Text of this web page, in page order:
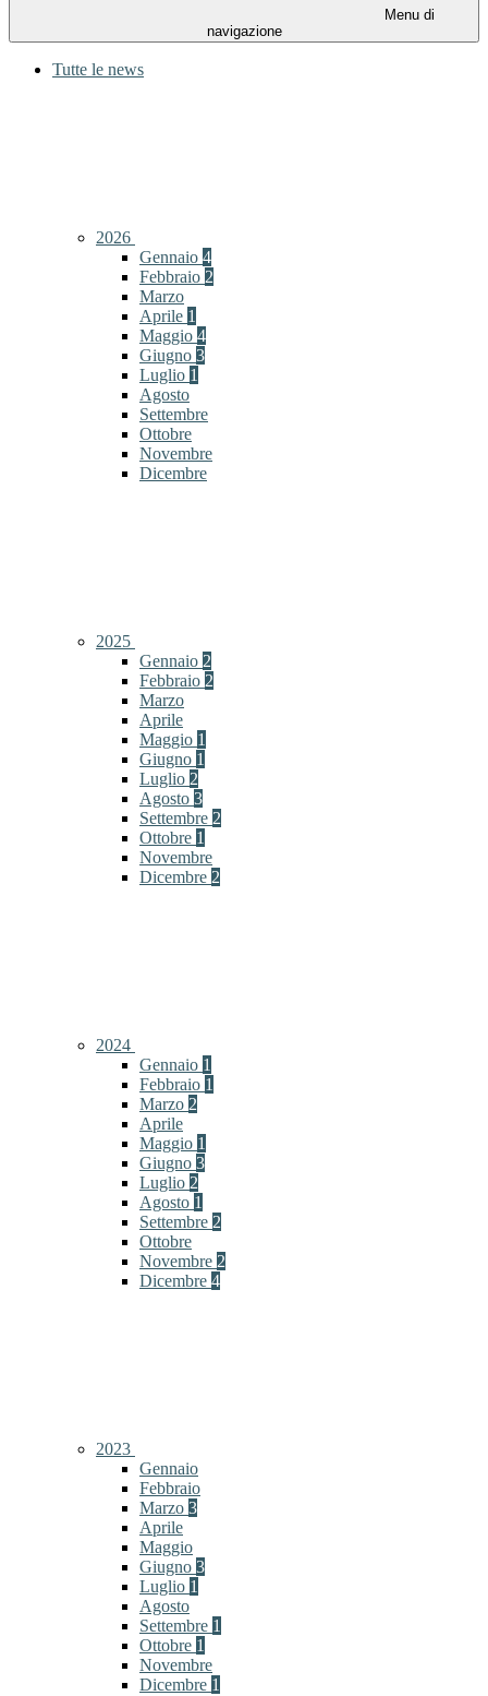
Menu di
navigazione
Tutte le news
2026
Gennaio 4
Febbraio 2
Marzo
Aprile 1
Maggio 4
Giugno 3
Luglio 1
Agosto
Settembre
Ottobre
Novembre
Dicembre
2025
Gennaio 2
Febbraio 2
Marzo
Aprile
Maggio 1
Giugno 1
Luglio 2
Agosto 3
Settembre 2
Ottobre 1
Novembre
Dicembre 2
2024
Gennaio 1
Febbraio 1
Marzo 2
Aprile
Maggio 1
Giugno 3
Luglio 2
Agosto 1
Settembre 2
Ottobre
Novembre 2
Dicembre 4
2023
Gennaio
Febbraio
Marzo 3
Aprile
Maggio
Giugno 3
Luglio 1
Agosto
Settembre 1
Ottobre 1
Novembre
Dicembre 1